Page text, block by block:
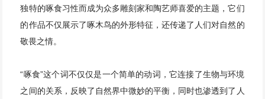
独特的啄食习性而成为众多雕刻家和陶艺师喜爱的主题，它们
的作品不仅展示了啄木鸟的外形特征，还传递了人们对自然的
敬畏之情。
“啄食”这个词不仅仅是一个简单的动词，它连接了生物与环境
之间的关系，反映了自然界中微妙的平衡，同时也渗透到了人